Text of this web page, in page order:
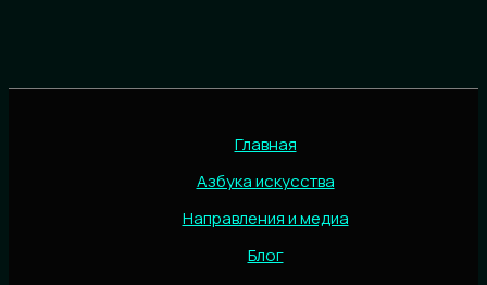
Главная
Азбука искусства
Направления и медиа
Блог